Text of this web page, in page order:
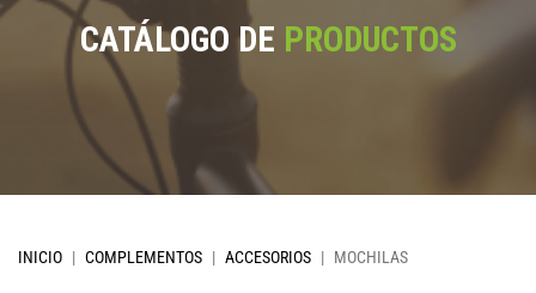
CATÁLOGO DE PRODUCTOS
INICIO | COMPLEMENTOS | ACCESORIOS | MOCHILAS